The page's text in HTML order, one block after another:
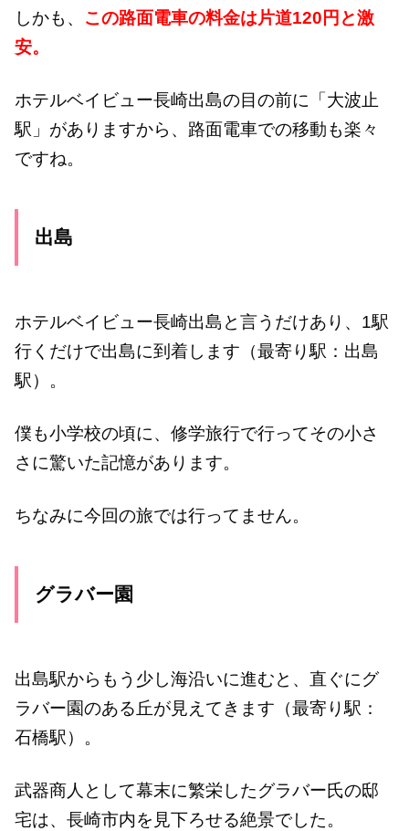
しかも、 この路面電車の料金は片道120円と激
安。
ホテルベイビュー長崎出島の目の前に「大波止
駅」がありますから、路面電車での移動も楽々
ですね。
出島
ホテルベイビュー長崎出島と言うだけあり、1駅
行くだけで出島に到着します（最寄り駅：出島
駅）。
僕も小学校の頃に、修学旅行で行ってその小さ
さに驚いた記憶があります。
ちなみに今回の旅では行ってません。
グラバー園
出島駅からもう少し海沿いに進むと、直ぐにグ
ラバー園のある丘が見えてきます（最寄り駅：
石橋駅）。
武器商人として幕末に繁栄したグラバー氏の邸
宅は、長崎市内を見下ろせる絶景でした。